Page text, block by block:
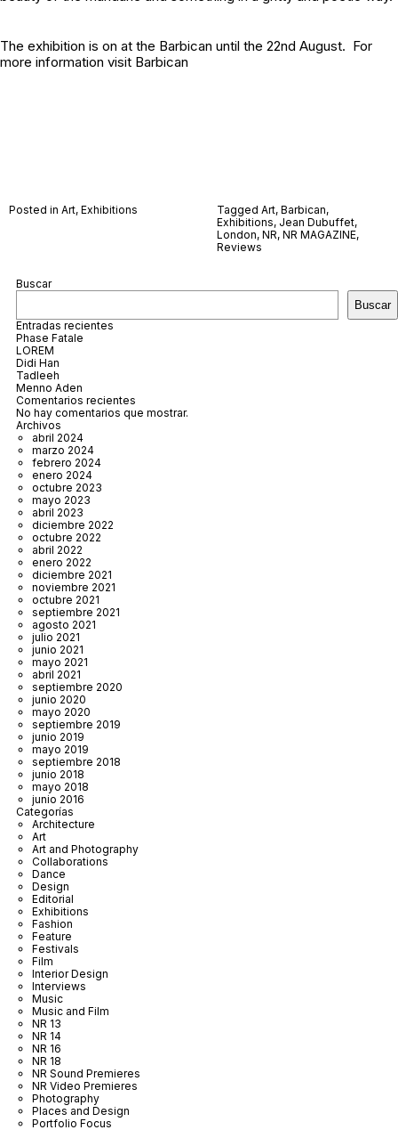
The exhibition is on at the Barbican until the 22nd August. For
more information visit Barbican
Posted in Art, Exhibitions Tagged Art, Barbican,
Exhibitions, Jean Dubuffet,
London, NR, NR MAGAZINE,
Reviews
Buscar
Buscar
Entradas recientes
Phase Fatale
LOREM
Didi Han
Tadleeh
Menno Aden
Comentarios recientes
No hay comentarios que mostrar.
Archivos
abril 2024
marzo 2024
febrero 2024
enero 2024
octubre 2023
mayo 2023
abril 2023
diciembre 2022
octubre 2022
abril 2022
enero 2022
diciembre 2021
noviembre 2021
octubre 2021
septiembre 2021
agosto 2021
julio 2021
junio 2021
mayo 2021
abril 2021
septiembre 2020
junio 2020
mayo 2020
septiembre 2019
junio 2019
mayo 2019
septiembre 2018
junio 2018
mayo 2018
junio 2016
Categorías
Architecture
Art
Art and Photography
Collaborations
Dance
Design
Editorial
Exhibitions
Fashion
Feature
Festivals
Film
Interior Design
Interviews
Music
Music and Film
NR 13
NR 14
NR 16
NR 18
NR Sound Premieres
NR Video Premieres
Photography
Places and Design
Portfolio Focus